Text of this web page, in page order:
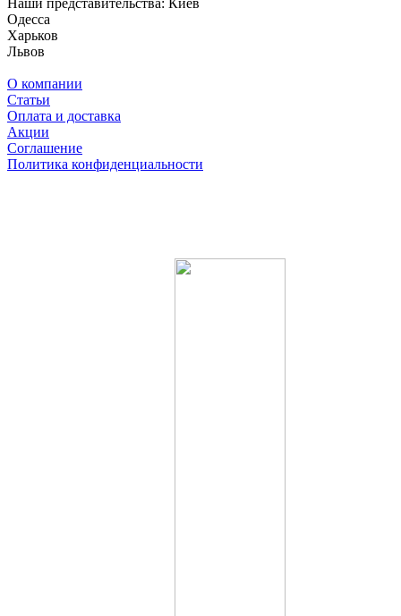
Наши представительства: Киев
Одесса
Харьков
Львов
О компании
Статьи
Оплата и доставка
Акции
Соглашение
Политика конфиденциальности